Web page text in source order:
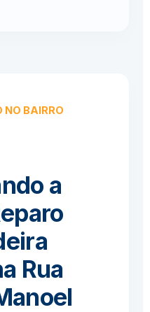
NO BAIRRO
a
Rua